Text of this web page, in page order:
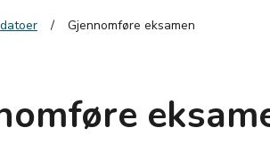
Gjennomføre eksamen